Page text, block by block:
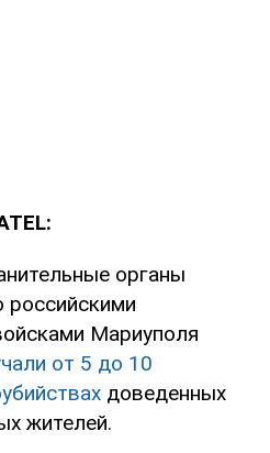
органы
российскими
Мариуполя
от 5 до 10
доведенных
жителей.